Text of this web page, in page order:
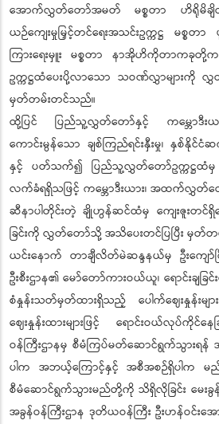
အောက်လွှတ်တော်အမတ် မစ္စတာ ဟိရိုမိချိဝါတ
ယဉ်ကျေးမှုမြှင့်တင်ရေးအသင်းဥက္ကဋ္ဌ မစ္
ကြားရေးမှူး မစ္စတာ နာအိုဟိကိုတာက
ဥက္ကဋ္ဌထံပေးပို့လာသော သဝဏ်လွှာများကို
မှတ်တမ်းတင်သည်။
ထို့ပြင် ပြည်သူ့လွှတ်တော်နှင့် ကမ္ဘောဒီး
ကောင်းမွန်သော ချစ်ကြည်ရင်းနှီးမှု၊ နှစ်နိုင်ငံ
နှင့် ပတ်သက်၍ ပြည်သူ့လွှတ်တော်ဥက္ကဋ္ဌထံမှ
လက်ခံရရှိသဖြင့် ကမ္ဘောဒီးယား၊ အထက်လွှတ်တ
ဆီနာပါတိုင်းတဲ့ ချိုဟွန်ဆင်ထံမှ ကျေးဇူးတင်
ခြင်းကို လွှတ်တော်သို့ အသိပေးတင်ပြပြီး မှတ်
ယင်းနောက် တာချီလိတ်မဲဆန္ဒနယ်မှ ဦးကျော်
ဦးစီးဌာန၏ မော်တော်ကားဝယ်ယူ၊ ရောင်းချခြ
စံနှုန်းသတ်မှတ်ထားရှိသည့် ပေါက်ဈေးနှုန်း
ဈေးနှုန်းထားများဖြင့် ရောင်းဝယ်လုပ်ကိုင်န
ဝန်ကြီးဌာနမှ စီမံကြပ်မတ်ဆောင်ရွက်သွားရန်
ပါက အဘယ့်ကြောင့်နှင့် အစီအစဉ်ရှိပါက မ
စီမံဆောင်ရွက်သွားမည်တို့ကို သိရှိလိုခြင်း မေးခွန်
အခွန်ဝန်ကြီးဌာန ဒုတိယဝန်ကြီး ဦးဟန်ဝင်းအ